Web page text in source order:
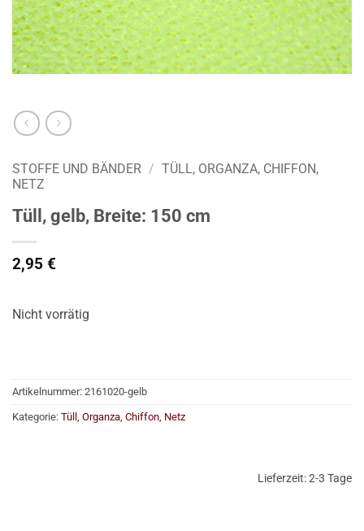
STOFFE UND BÄNDER / TÜLL, ORGANZA, CHIFFON,
NETZ
Tüll, gelb, Breite: 150 cm
2,95 €
Nicht vorrätig
Artikelnummer: 2161020-gelb
Kategorie: Tüll, Organza, Chiffon, Netz
Lieferzeit:2-3 Tage